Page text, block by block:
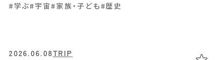
＃花見スポット＃陶器
＃鹿児島の魚
#学ぶ#宇宙#家族・子ども#歴史
2026.06.08TRIP
#学ぶ#宇宙#家族・子ども#歴史
2024.03.27SPECIAL